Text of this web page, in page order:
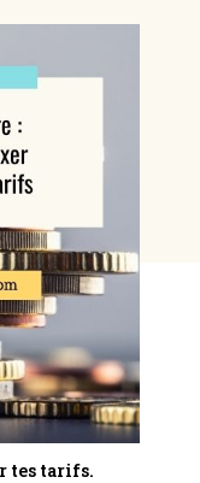
tes tarifs.